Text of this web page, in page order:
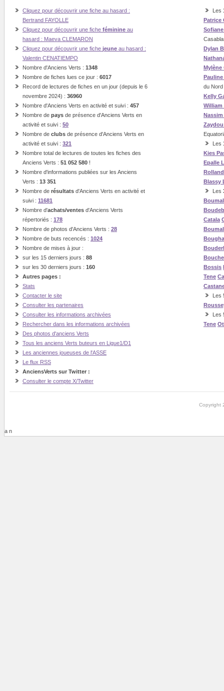
Cliquez pour découvrir une fiche au hasard :
Bertrand FAYOLLE
Cliquez pour découvrir une fiche féminine au
hasard : Maeva CLEMARON
Cliquez pour découvrir une fiche jeune au hasard :
Valentin CENATIEMPO
Nombre d'Anciens Verts : 1348
Nombre de fiches lues ce jour : 6017
Record de lectures de fiches en un jour (depuis le 6
novembre 2024) : 36960
Nombre d'Anciens Verts en activité et suivi : 457
Nombre de pays de présence d'Anciens Verts en
activité et suivi : 50
Nombre de clubs de présence d'Anciens Verts en
activité et suivi : 321
Nombre total de lectures de toutes les fiches des
Anciens Verts : 51 052 580 !
Nombre d'informations publiées sur les Anciens
Verts : 13 351
Nombre de résultats d'Anciens Verts en activité et
suivi : 11681
Nombre d'achats/ventes d'Anciens Verts
répertoriés : 178
Nombre de photos d'Anciens Verts : 28
Nombre de buts recencés : 1024
Nombre de mises à jour :
sur les 15 derniers jours : 88
sur les 30 derniers jours : 160
Autres pages :
Stats
Contacter le site
Consulter les partenaires
Consulter les informations archivées
Rechercher dans les informations archivées
Des photos d'anciens Verts
Tous les anciens Verts buteurs en Ligue1/D1
Les anciennes joueuses de l'ASSE
Le flux RSS
AnciensVerts sur Twitter :
Consulter le compte X/Twitter
Les
Patrice
Dylan
Mylène
du Nord
Kelly
William
Les
Kies
Epalle
Rolland
Blassy
Les
Catala
Boumal
Bossis
Tene
Les
Les
Tene
Copyright
a n